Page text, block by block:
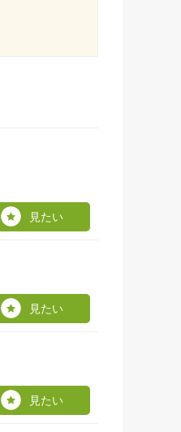
見たい
見たい
見たい